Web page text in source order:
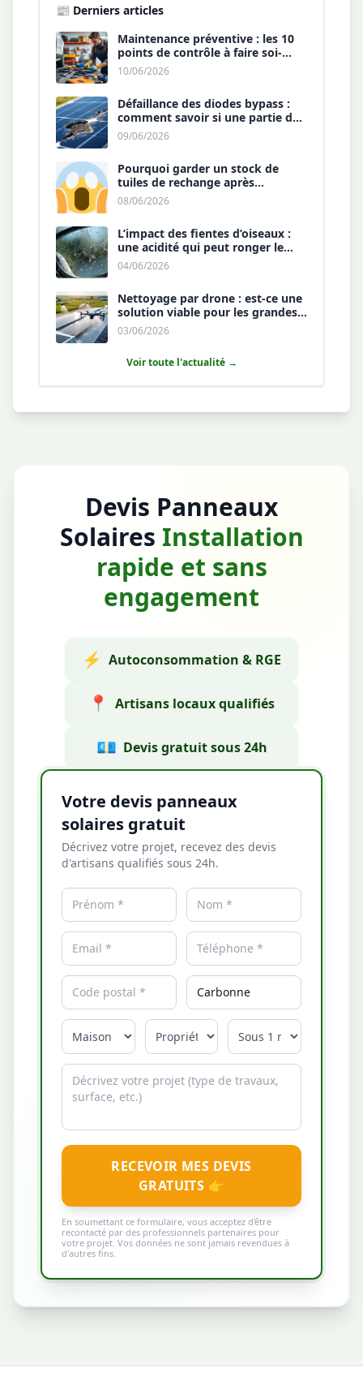
📰 Derniers articles
Maintenance préventive : les 10
points de contrôle à faire soi-
même chaque année.
10/06/2026
Défaillance des diodes bypass :
comment savoir si une partie de
votre panneau est morte ?
09/06/2026
Pourquoi garder un stock de
tuiles de rechange après
l’installation est une sécurité ?
08/06/2026
L’impact des fientes d’oiseaux :
une acidité qui peut ronger le
revêtement antireflet ?
04/06/2026
Nettoyage par drone : est-ce une
solution viable pour les grandes
toitures agricoles ?
03/06/2026
Voir toute l'actualité →
Devis Panneaux
Solaires Installation
rapide et sans
engagement
⚡ Autoconsommation & RGE
📍 Artisans locaux qualifiés
💶 Devis gratuit sous 24h
Votre devis panneaux
solaires gratuit
Décrivez votre projet, recevez des devis
d'artisans qualifiés sous 24h.
RECEVOIR MES DEVIS
GRATUITS 👉
En soumettant ce formulaire, vous acceptez d'être
recontacté par des professionnels partenaires pour
votre projet. Vos données ne sont jamais revendues à
d'autres fins.